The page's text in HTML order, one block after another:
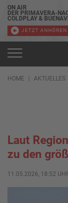
ON AIR
DER PRIMAVERA-
COLDPLAY &
JETZT ANHÖREN
HOME AKTUELLES
Laut
zu den
11.05.2026, 18:52